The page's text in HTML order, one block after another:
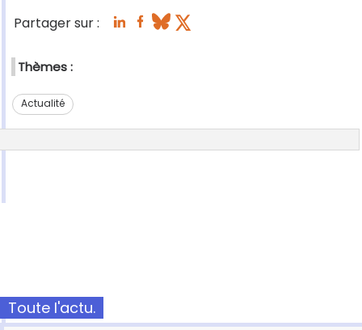
Partager sur :
Thèmes :
Actualité
Toute l'actu.